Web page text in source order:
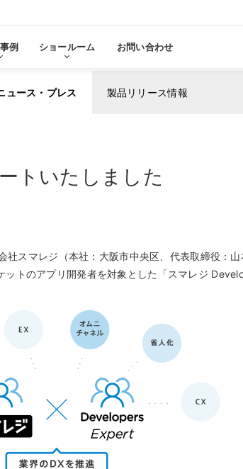
AIレポート機能
予算管理
予約管理
本部管理
小売店向け在庫管理
受注管理
スタッフ管理
イベントカレンダー
スタンダード
アパレル・小売業で使う 業種
官公庁・地方自治体で使う
れる理由 お役立ち情報
POSレジ
例
アパレル・小売業
百貨店・ショッピングモー
ル
導入事例集
ショールーム
屋ショールーム
ショールーム
お問い合わせ
ュース・プレス 製品リリース情報
トいたしました
スマレジ（本社：大阪市中央区、代表取締役：
トのアプリ開発者を対象とした「スマレジ